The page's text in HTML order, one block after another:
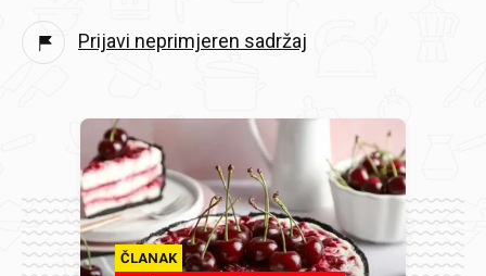
Prijavi neprimjeren sadržaj
ČLANAK